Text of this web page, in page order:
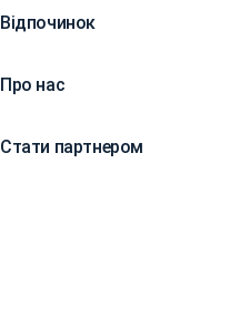
Відпочинок
Про нас
Стати партнером